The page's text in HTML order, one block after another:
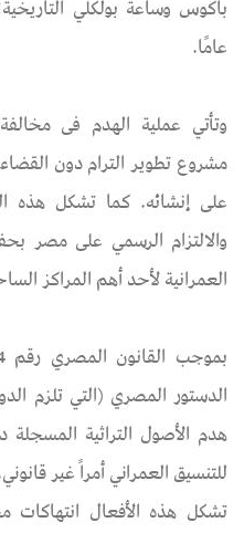
عامًا.
وتأتي عملية الهدم فى
على إنشائه. كما تشكل هذه
والالتزام الرسمي على مصر
العمرانية لأحد أهم المراكز
الدستور المصري (التي تلزم
هدم الأصول التراثية
للتنسيق العمراني أمراً غير